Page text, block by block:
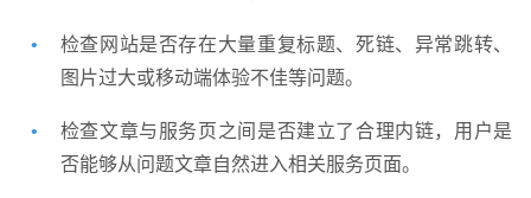
检查网站是否存在大量重复标题、死链、异常跳转、
图片过大或移动端体验不佳等问题。
检查文章与服务页之间是否建立了合理内链，用户是
否能够从问题文章自然进入相关服务页面。